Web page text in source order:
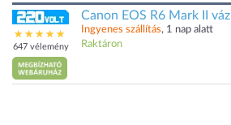
647 vélemény
Canon EOS R6 Mark II váz
Ingyenes szállítás, 1 nap alatt
Raktáron